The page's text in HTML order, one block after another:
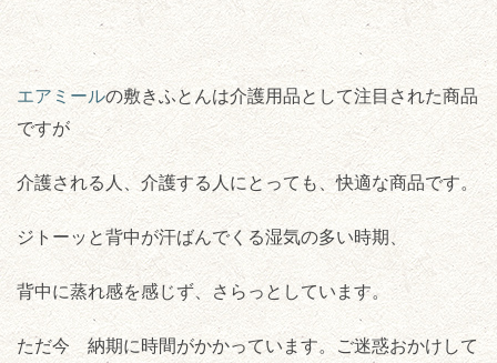
エアミールの敷きふとんは介護用品として注目された商品
ですが
介護される人、介護する人にとっても、快適な商品です。
ジトーッと背中が汗ばんでくる湿気の多い時期、
背中に蒸れ感を感じず、さらっとしています。
ただ今 納期に時間がかかっています。ご迷惑おかけして